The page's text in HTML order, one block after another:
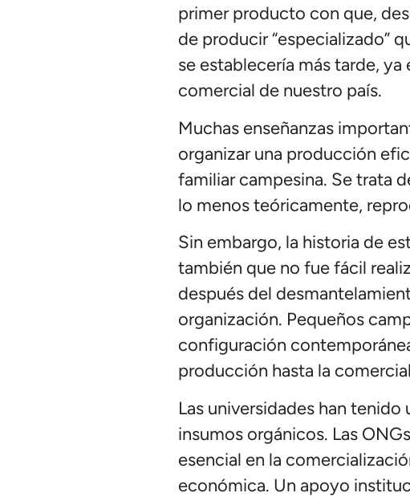
primer producto con que,
de producir “especializado”
se establecería más tarde,
comercial de nuestro país.
Muchas enseñanzas
organizar una producción
familiar campesina. Se trata
lo menos teóricamente,
Sin embargo, la historia de
también que no fue fácil
después del
organización. Pequeños
configuración
producción hasta la
Las universidades han
insumos orgánicos. Las
esencial en la
económica. Un apoyo